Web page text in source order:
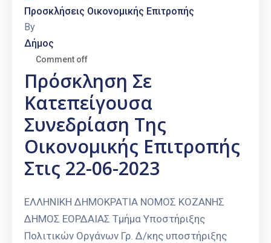
Προσκλήσεις Οικονομικής Επιτροπής
By
Δήμος
Comment off
Πρόσκληση Σε
Κατεπείγουσα
Συνεδρίαση Της
Οικονομικής Επιτροπής
Στις 22-06-2023
ΕΛΛΗΝΙΚΗ ΔΗΜΟΚΡΑΤΙΑ ΝΟΜΟΣ ΚΟΖΑΝΗΣ
ΔΗΜΟΣ ΕΟΡΔΑΙΑΣ Τμήμα Υποστήριξης
Πολιτικών Οργάνων Γρ. Δ/κης υποστήριξης